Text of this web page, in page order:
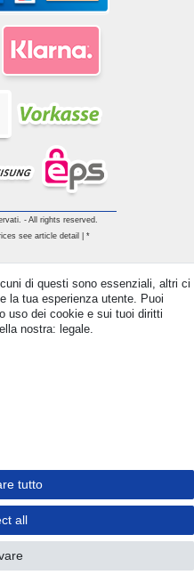
- All rights reserved.
see article detail | *
di questi sono essenziali, altri ci
la tua esperienza utente. Puoi
uso dei cookie e sui tuoi diritti
nostra: legale.
tutto
all
here Contatto